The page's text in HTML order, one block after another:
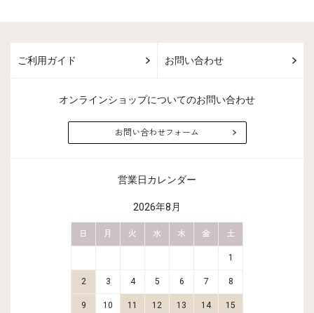
ご利用ガイド お問い合わせ
オンラインショップについてのお問い合わせ
お問い合わせフォーム
営業日カレンダー
2026年8月
日 月 火 水 木 金 土
1
2 3 4 5 6 7 8
9 10 11 12 13 14 15